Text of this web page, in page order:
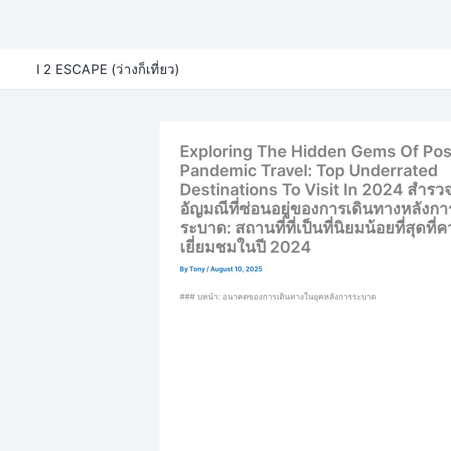
I 2 ESCAPE (ว่างก็เที่ยว)
Exploring The Hidden Gems Of
Pandemic Travel: Top Underrated
Destinations To Visit In 2024 สำรว
อัญมณีที่ซ่อนอยู่ของการเดินทางหลังกา
ระบาด: สถานที่ที่เป็นที่นิยมน้อยที่สุดที่ค
เยี่ยมชมในปี 2024
ByTony /August 10, 2025
### บทนำ: อนาคตของการเดินทางในยุคหลังการระบาด